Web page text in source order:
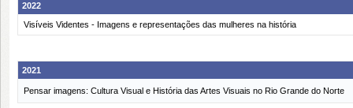
2022
Visíveis Videntes - Imagens e representações das mulheres na história
2021
Pensar imagens: Cultura Visual e História das Artes Visuais no Rio Grande do Norte